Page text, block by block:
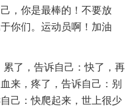
，你是最棒的！不要放
你们。运动员啊！加油
了，告诉自己：快了，再
来，疼了，告诉自己：别
己：快爬起来，世上很少